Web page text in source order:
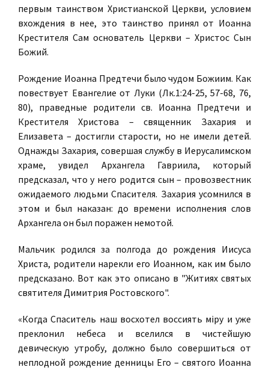
первым таинством Христианской Церкви, условием
вхождения в нее, это таинство принял от Иоанна
Крестителя Сам основатель Церкви – Христос Сын
Божий.
Рождение Иоанна Предтечи было чудом Божиим. Как
повествует Евангелие от Луки (Лк.1:24-25, 57-68, 76,
80), праведные родители св. Иоанна Предтечи и
Крестителя Христова – священник Захария и
Елизавета – достигли старости, но не имели детей.
Однажды Захария, совершая службу в Иерусалимском
храме, увидел Архангела Гавриила, который
предсказал, что у него родится сын – провозвестник
ожидаемого людьми Спасителя. Захария усомнился в
этом и был наказан: до времени исполнения слов
Архангела он был поражен немотой.
Мальчик родился за полгода до рождения Иисуса
Христа, родители нарекли его Иоанном, как им было
предсказано. Вот как это описано в "Житиях святых
святителя Димитрия Ростовского".
«Когда Спаситель наш восхотел воссиять міру и уже
преклонил небеса и вселился в чистейшую
девическую утробу, должно было совершиться от
неплодной рождение денницы Его – святого Иоанна